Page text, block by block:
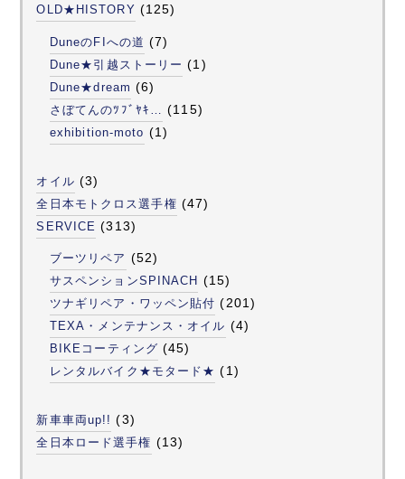
OLD★HISTORY (125)
DuneのFIへの道 (7)
Dune★引越ストーリー (1)
Dune★dream (6)
さぼてんのﾂﾌﾞﾔｷ… (115)
exhibition-moto (1)
オイル (3)
全日本モトクロス選手権 (47)
SERVICE (313)
ブーツリペア (52)
サスペンションSPINACH (15)
ツナギリペア・ワッペン貼付 (201)
TEXA・メンテナンス・オイル (4)
BIKEコーティング (45)
レンタルバイク★モタード★ (1)
新車車両up!! (3)
全日本ロード選手権 (13)